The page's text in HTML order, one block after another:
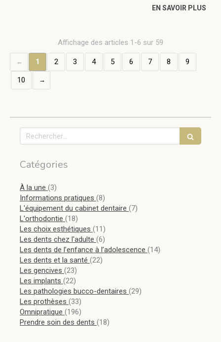
EN SAVOIR PLUS
Affichage des articles 1-6 sur 59
1 2 3 4 5 6 7 8 9
10
Rechercher
Catégories
À la une (3)
Informations pratiques (8)
L'équipement du cabinet dentaire (7)
L'orthodontie (18)
Les choix esthétiques (11)
Les dents chez l'adulte (6)
Les dents de l’enfance à l’adolescence (14)
Les dents et la santé (22)
Les gencives (23)
Les implants (22)
Les pathologies bucco-dentaires (29)
Les prothèses (33)
Omnipratique (196)
Prendre soin des dents (18)